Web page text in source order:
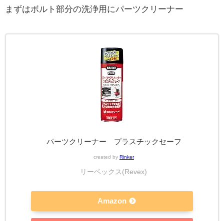
まずはボルト部分の洗浄用にパーツクリーナー
パーツクリーナー プラスチックセーフ
created by Rinker
リーベックス(Revex)
Amazon